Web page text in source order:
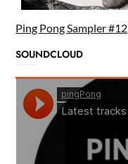
Ping Pong Sampler #12
SOUNDCLOUD